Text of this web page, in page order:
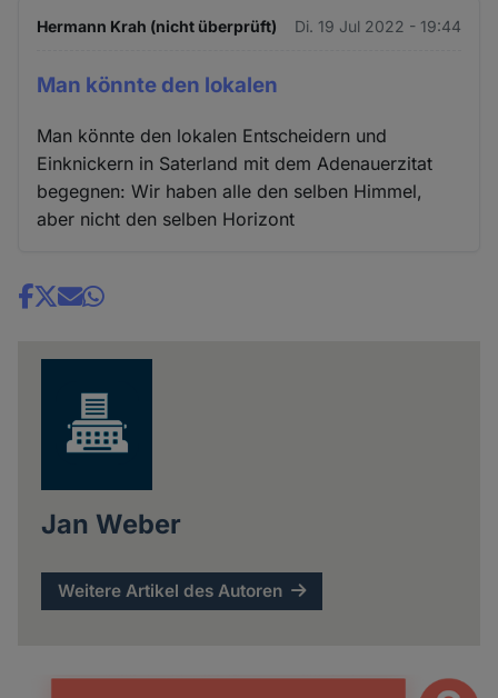
Hermann Krah (nicht überprüft) Di. 19 Jul 2022 - 19:44
Man könnte den lokalen
Man könnte den lokalen Entscheidern und
Einknickern in Saterland mit dem Adenauerzitat
begegnen: Wir haben alle den selben Himmel,
aber nicht den selben Horizont
Share
Jan Weber
Weitere Artikel des Autoren